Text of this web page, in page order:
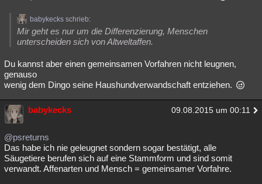
babykecks schrieb:
Mir geht es nur um die Differenzierung, Menschen
unterscheiden sich von Altweltaffen.
Du kannst aber einen gemeinsamen Vorfahren nicht leugnen,
genauso
wenig dem Dingo seine Haushundverwandschaft entziehen.
babykecks 09.08.2015 um 00:11
@psreturns
Das habe ich nie geleugnet sondern sogar bestätigt, alle
Säugetiere berufen sich auf eine Stammform und sind somit
verwandt. Affenarten und Mensch = gemeinsamer Vorfahre.